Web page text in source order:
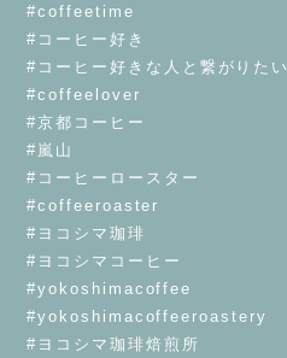
#coffeetime
#コーヒー好き
#コーヒー好きな人と繋がりたい
#coffeelover
#京都コーヒー
#嵐山
#コーヒーロースター
#coffeeroaster
#ヨコシマ珈琲
#ヨコシマコーヒー
#yokoshimacoffee
#yokoshimacoffeeroastery
#ヨコシマ珈琲焙煎所